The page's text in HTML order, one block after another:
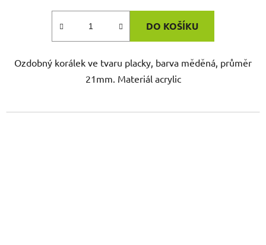
DO KOŠÍKU
Ozdobný korálek ve tvaru placky, barva měděná, průměr
21mm. Materiál acrylic